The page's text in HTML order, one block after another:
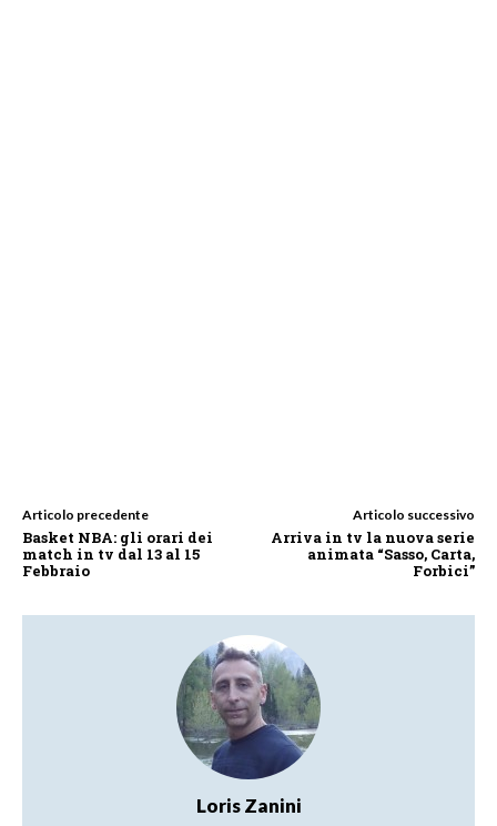
Articolo precedente
Basket NBA: gli orari dei
match in tv dal 13 al 15
Febbraio
Articolo successivo
Arriva in tv la nuova serie
animata “Sasso, Carta,
Forbici”
Loris Zanini